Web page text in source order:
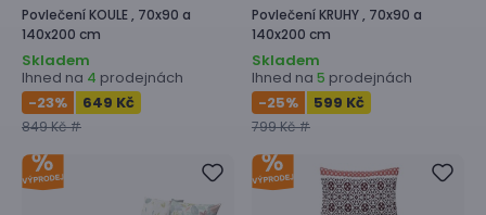
PovlečeníKOULE , 70x90 a
140x200 cm
Skladem
Ihned na 4 prodejnách
-23% 649 Kč
849 Kč #
PovlečeníKRUHY , 70x90 a
140x200 cm
Skladem
Ihned na 5 prodejnách
-25% 599 Kč
799 Kč #